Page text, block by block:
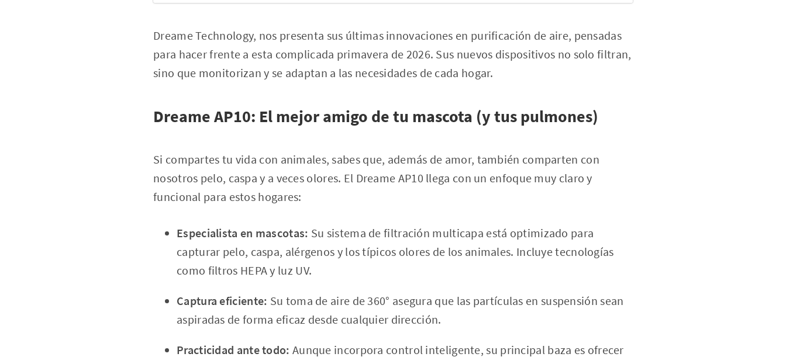
Dreame Technology, nos presenta sus últimas innovaciones en purificación de aire, pensadas
para hacer frente a esta complicada primavera de 2026. Sus nuevos dispositivos no solo filtran,
sino que monitorizan y se adaptan a las necesidades de cada hogar.
Dreame AP10: El mejor amigo de tu mascota (y tus pulmones)
Si compartes tu vida con animales, sabes que, además de amor, también comparten con
nosotros pelo, caspa y a veces olores. El Dreame AP10 llega con un enfoque muy claro y
funcional para estos hogares:
Especialista en mascotas: Su sistema de filtración multicapa está optimizado para
capturar pelo, caspa, alérgenos y los típicos olores de los animales. Incluye tecnologías
como filtros HEPA y luz UV.
Captura eficiente: Su toma de aire de 360° asegura que las partículas en suspensión sean
aspiradas de forma eficaz desde cualquier dirección.
Practicidad ante todo: Aunque incorpora control inteligente, su principal baza es ofrecer